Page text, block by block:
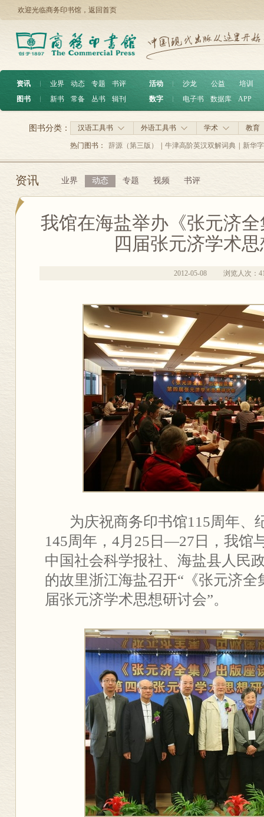
欢迎光临商务印书馆， 返回首页
资讯 ︱ 业界 动态 专题
书评
图书
︱ 新书 常备 丛书 辑刊
活动 沙龙 公益
培训
数字
电子书 数据库 APP
汉语工具书 外语工具书 学术 教育
图书分类：
热门图书： 辞源（第三版） 牛津高阶英汉双解词典 新华
资讯 业界 动态 专题 视频 书评
我馆在海盐举办《张元济
四届张元济学术
2012-05-08 浏览人次：
为庆祝商务印书馆115周年、
145周年，4月25日—27日，我馆
中国社会科学报社、海盐县人民
的故里浙江海盐召开“《张元济
届张元济学术思想研讨会”。